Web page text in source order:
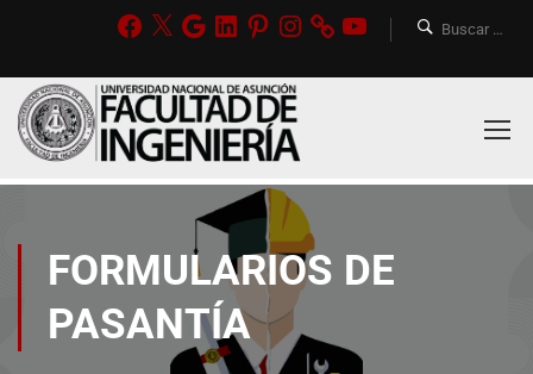
FORMULARIOS DE
PASANTÍA